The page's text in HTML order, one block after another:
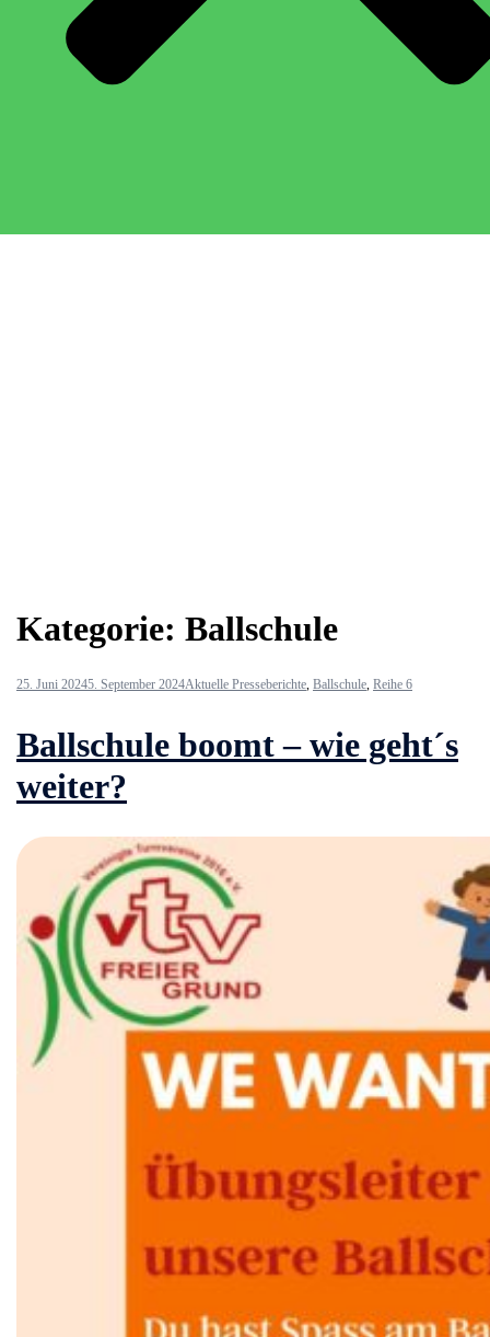
Kategorie: Ballschule
25. Juni 20245. September 2024Aktuelle Presseberichte Ballschule Reihe 6
Ballschule boomt – wie geht´s
weiter?